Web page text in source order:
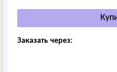
Заказать через: